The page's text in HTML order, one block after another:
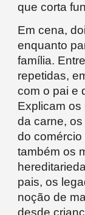
que corta
Em cena,
enquanto
família.
repetidas,
com o pai e
Explicam os
da carne,
do
também os
pais, os
noção de